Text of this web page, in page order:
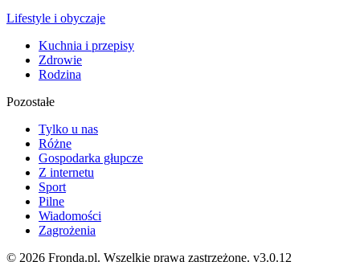
Lifestyle i obyczaje
Kuchnia i przepisy
Zdrowie
Rodzina
Pozostałe
Tylko u nas
Różne
Gospodarka głupcze
Z internetu
Sport
Pilne
Wiadomości
Zagrożenia
© 2026 Fronda.pl. Wszelkie prawa zastrzeżone. v3.0.12